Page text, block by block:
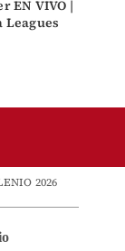
EN VIVO |
Leagues
2026